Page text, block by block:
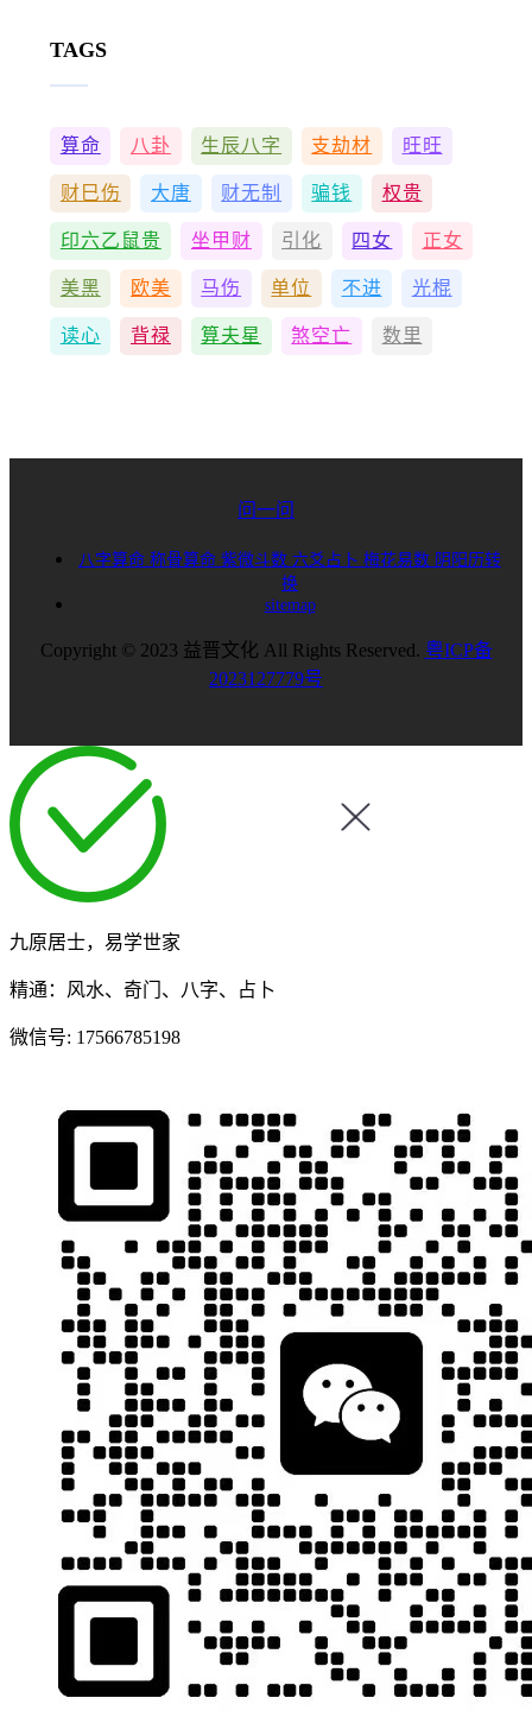
TAGS
算命 八卦 生辰八字 支劫材 旺旺
财巳伤 大唐 财无制 骗钱 权贵
印六乙鼠贵 坐甲财 引化 四女 正女
美黑 欧美 马伤 单位 不进 光棍
读心 背禄 算夫星 煞空亡 数里
问一问
八字算命 称骨算命 紫微斗数 六爻占卜 梅花易数 阴阳历转
换
sitemap
Copyright © 2023 益晋文化 All Rights Reserved. 粤ICP备
2023127779号
九原居士，易学世家
精通：风水、奇门、八字、占卜
微信号: 17566785198